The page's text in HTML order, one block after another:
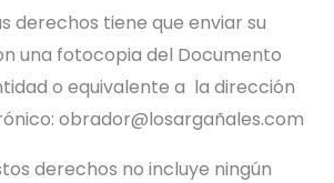
derechos tiene que enviar su
una fotocopia del Documento
o equivalente a la dirección
obrador@losargañales.com
derechos no incluye ningún